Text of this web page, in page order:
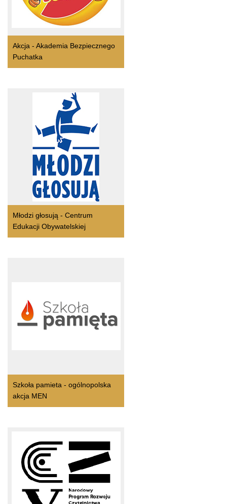
Akcja - Akademia Bezpiecznego
Puchatka
Młodzi głosują - Centrum
Edukacji Obywatelskiej
Szkoła pamieta - ogólnopolska
akcja MEN